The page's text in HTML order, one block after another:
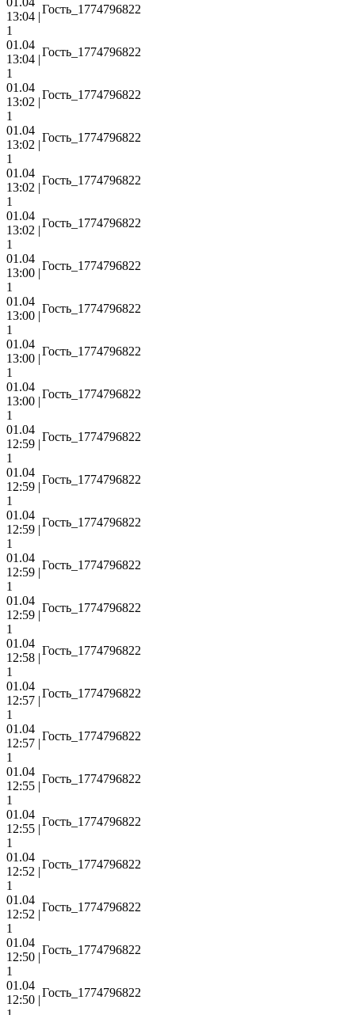
13:04 |
Гость_1774796822
1
01.04
13:04 |
Гость_1774796822
1
01.04
13:02 |
Гость_1774796822
1
01.04
13:02 |
Гость_1774796822
1
01.04
13:02 |
Гость_1774796822
1
01.04
13:02 |
Гость_1774796822
1
01.04
13:00 |
Гость_1774796822
1
01.04
13:00 |
Гость_1774796822
1
01.04
13:00 |
Гость_1774796822
1
01.04
13:00 |
Гость_1774796822
1
01.04
12:59 |
Гость_1774796822
1
01.04
12:59 |
Гость_1774796822
1
01.04
12:59 |
Гость_1774796822
1
01.04
12:59 |
Гость_1774796822
1
01.04
12:59 |
Гость_1774796822
1
01.04
12:58 |
Гость_1774796822
1
01.04
12:57 |
Гость_1774796822
1
01.04
12:57 |
Гость_1774796822
1
01.04
12:55 |
Гость_1774796822
1
01.04
12:55 |
Гость_1774796822
1
01.04
12:52 |
Гость_1774796822
1
01.04
12:52 |
Гость_1774796822
1
01.04
12:50 |
Гость_1774796822
1
01.04
12:50 |
Гость_1774796822